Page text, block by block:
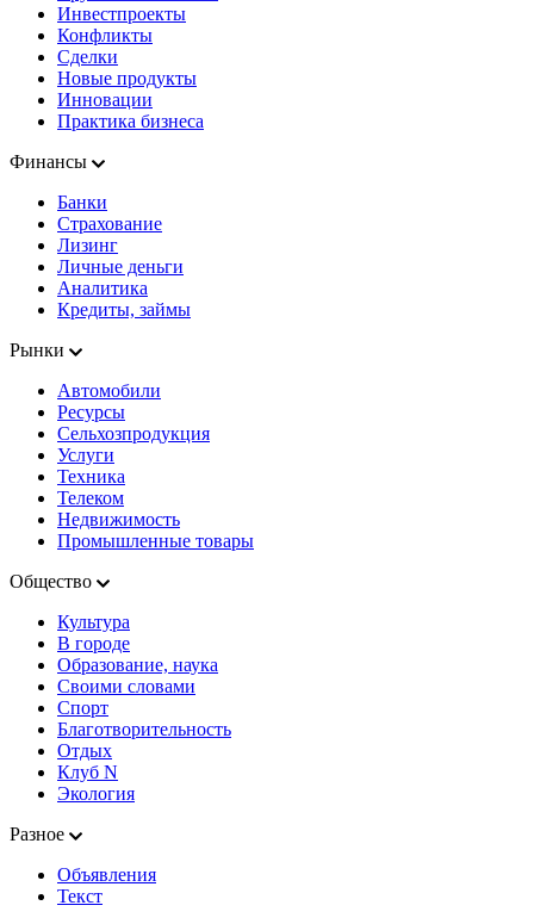
Инвестпроекты
Конфликты
Сделки
Новые продукты
Инновации
Практика бизнеса
Финансы
Банки
Страхование
Лизинг
Личные деньги
Аналитика
Кредиты, займы
Рынки
Автомобили
Ресурсы
Сельхозпродукция
Услуги
Техника
Телеком
Недвижимость
Промышленные товары
Общество
Культура
В городе
Образование, наука
Своими словами
Спорт
Благотворительность
Отдых
Клуб N
Экология
Разное
Объявления
Текст